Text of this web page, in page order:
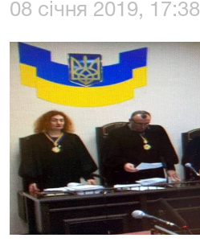
08 січня 2019, 17:38